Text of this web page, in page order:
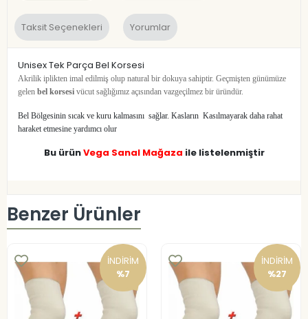
Taksit Seçenekleri Yorumlar
Unisex Tek Parça Bel Korsesi
Akrilik iplikten imal edilmiş olup natural bir dokuya sahiptir. Geçmişten günümüze
gelen bel korsesi vücut sağlığımız açısından vazgeçilmez bir üründür.
Bel Bölgesinin sıcak ve kuru kalmasını sağlar. Kasların Kasılmayarak daha rahat
haraket etmesine yardımcı olur
Bu ürünVega Sanal Mağaza ile listelenmiştir
Benzer Ürünler
İNDİRİM
%7
İNDİRİM
%27